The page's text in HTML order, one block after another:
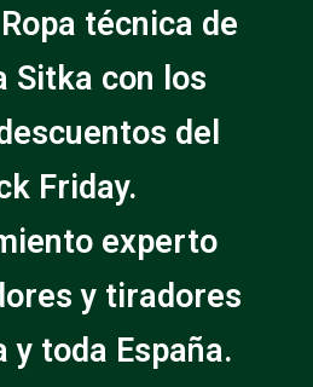
técnica de
Sitka con los
del
Friday.
experto
y tiradores
y toda España.